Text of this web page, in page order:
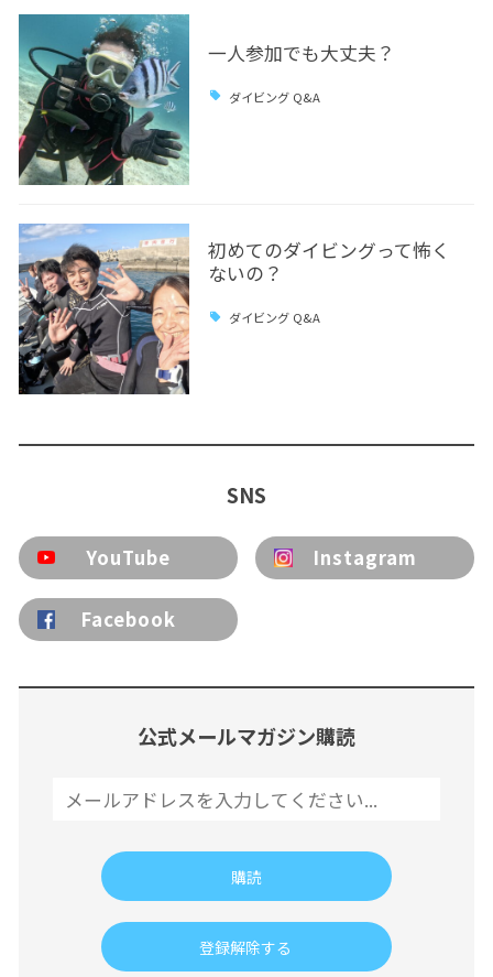
一人参加でも大丈夫？
ダイビング Q&A
初めてのダイビングって怖く
ないの？
ダイビング Q&A
SNS
YouTube Instagram
Facebook
公式メールマガジン購読